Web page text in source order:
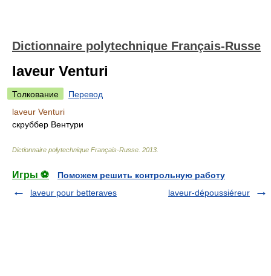
Dictionnaire polytechnique Français-Russe
laveur Venturi
Толкование
Перевод
laveur Venturi
скруббер Вентури
Dictionnaire polytechnique Français-Russe 2013
Игры ⚽
Поможем решить контрольную работу
laveur pour betteraves
laveur-dépoussiéreur